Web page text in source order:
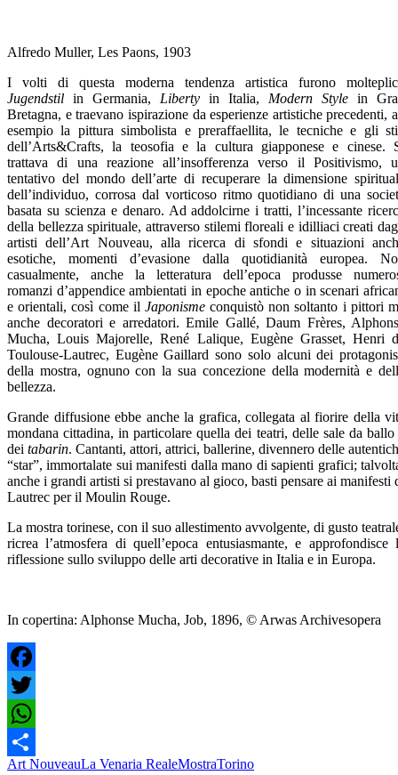
Alfredo Muller, Les Paons, 1903
I volti di questa moderna tendenza artistica furono
Jugendstil in Germania, Liberty in Italia, Modern Style in
Bretagna, e traevano ispirazione da esperienze artistiche precedenti,
esempio la pittura simbolista e preraffaellita, le tecniche e gli
dell’Arts&Crafts, la teosofia e la cultura giapponese e cinese.
trattava di una reazione all’insofferenza verso il Positivismo,
tentativo del mondo dell’arte di recuperare la dimensione
dell’individuo, corrosa dal vorticoso ritmo quotidiano di una
basata su scienza e denaro. Ad addolcirne i tratti, l’incessante
della bellezza spirituale, attraverso stilemi floreali e idilliaci creati
artisti dell’Art Nouveau, alla ricerca di sfondi e situazioni
esotiche, momenti d’evasione dalla quotidianità europea.
casualmente, anche la letteratura dell’epoca produsse
romanzi d’appendice ambientati in epoche antiche o in scenari
e orientali, così come il Japonismeconquistò non soltanto i pittori
anche decoratori e arredatori. Emile Gallé, Daum Frères,
Mucha, Louis Majorelle, René Lalique, Eugène Grasset, Henri
Toulouse-Lautrec, Eugène Gaillard sono solo alcuni dei
della mostra, ognuno con la sua concezione della modernità e
bellezza.
Grande diffusione ebbe anche la grafica, collegata al fiorire della
mondana cittadina, in particolare quella dei teatri, delle sale da ballo
dei tabarin. Cantanti, attori, attrici, ballerine, divennero delle
“star”, immortalate sui manifesti dalla mano di sapienti grafici;
anche i grandi artisti si prestavano al gioco, basti pensare ai manifesti
Lautrec per il Moulin Rouge.
La mostra torinese, con il suo allestimento avvolgente, di gusto
ricrea l’atmosfera di quell’epoca entusiasmante, e approfondisce
riflessione sullo sviluppo delle arti decorative in Italia e in Europa.
In copertina: Alphonse Mucha, Job, 1896, © Arwas Archivesopera
Facebook
Twitter
WhatsApp
Share
Art NouveauLa Venaria RealeMostraTorino